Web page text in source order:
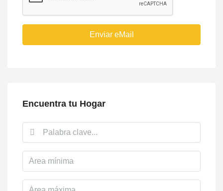
Enviar eMail
Encuentra tu Hogar